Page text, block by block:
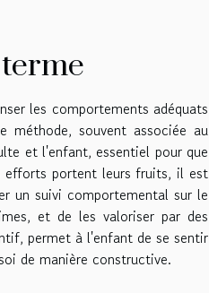
les comportements adéquats
souvent associée au
et l'enfant, essentiel pour que
efforts portent leurs fruits, il est
un suivi comportemental sur le
et de les valoriser par des
permet à l'enfant de se sentir
de manière constructive.